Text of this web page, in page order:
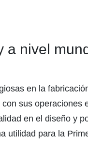
a nivel
en la
sus
en el diseño y
utilidad para la